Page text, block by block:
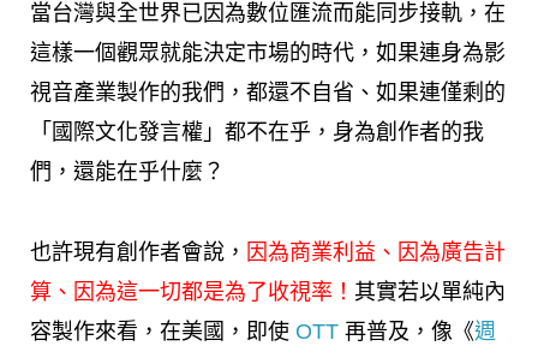
當台灣與全世界已因為數位匯流而能同步接軌，在
這樣一個觀眾就能決定市場的時代，如果連身為影
視音產業製作的我們，都還不自省、如果連僅剩的
「國際文化發言權」都不在乎，身為創作者的我
們，還能在乎什麼？
也許現有創作者會說， 因為商業利益、因為廣告計
算、因為這一切都是為了收視率！ 其實若以單純內
容製作來看，在美國，即使 OTT 再普及，像《週